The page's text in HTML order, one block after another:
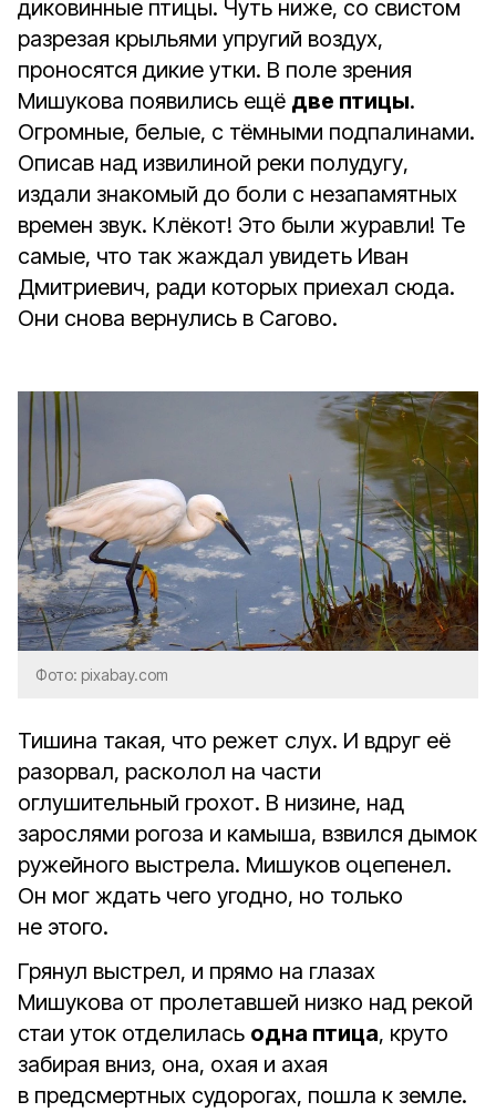
диковинные птицы. Чуть ниже, со свистом
разрезая крыльями упругий воздух,
проносятся дикие утки. В поле зрения
Мишукова появились ещё две птицы.
Огромные, белые, с тёмными подпалинами.
Описав над извилиной реки полудугу,
издали знакомый до боли с незапамятных
времен звук. Клёкот! Это были журавли! Те
самые, что так жаждал увидеть Иван
Дмитриевич, ради которых приехал сюда.
Они снова вернулись в Сагово.
Фото: pixabay.com
Тишина такая, что режет слух. И вдруг её
разорвал, расколол на части
оглушительный грохот. В низине, над
зарослями рогоза и камыша, взвился дымок
ружейного выстрела. Мишуков оцепенел.
Он мог ждать чего угодно, но только
не этого.
Грянул выстрел, и прямо на глазах
Мишукова от пролетавшей низко над рекой
стаи уток отделилась одна птица, круто
забирая вниз, она, охая и ахая
в предсмертных судорогах, пошла к земле.